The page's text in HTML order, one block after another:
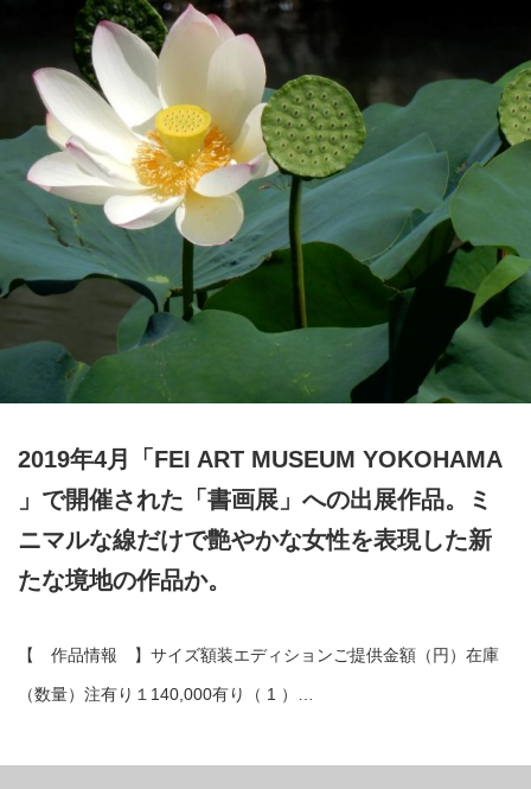
2019年4月「FEI ART MUSEUM YOKOHAMA
」で開催された「書画展」への出展作品。ミ
ニマルな線だけで艶やかな女性を表現した新
たな境地の作品か。
【 作品情報 】サイズ額装エディションご提供金額（円）在庫
（数量）注有り１140,000有り（ 1 ）…